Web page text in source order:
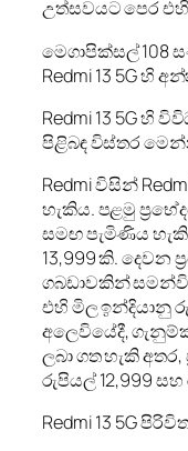
උත්සවයට පෙර
මෙගාපික්සල් 108
Redmi 13 5G හි
Redmi 13 5G හි
පිළිබඳ විස්තර
Redmi විසින්
හැකිය. පළමු
සමඟ පැමිණිය
13,999 කි. දෙවන
ගබඩාවකින්
එහි මිල ඉන්දියානු
අලෙවියේදී,
ලබා ගත හැකි
රුපියල් 12,999 සහ
Redmi 13 5G